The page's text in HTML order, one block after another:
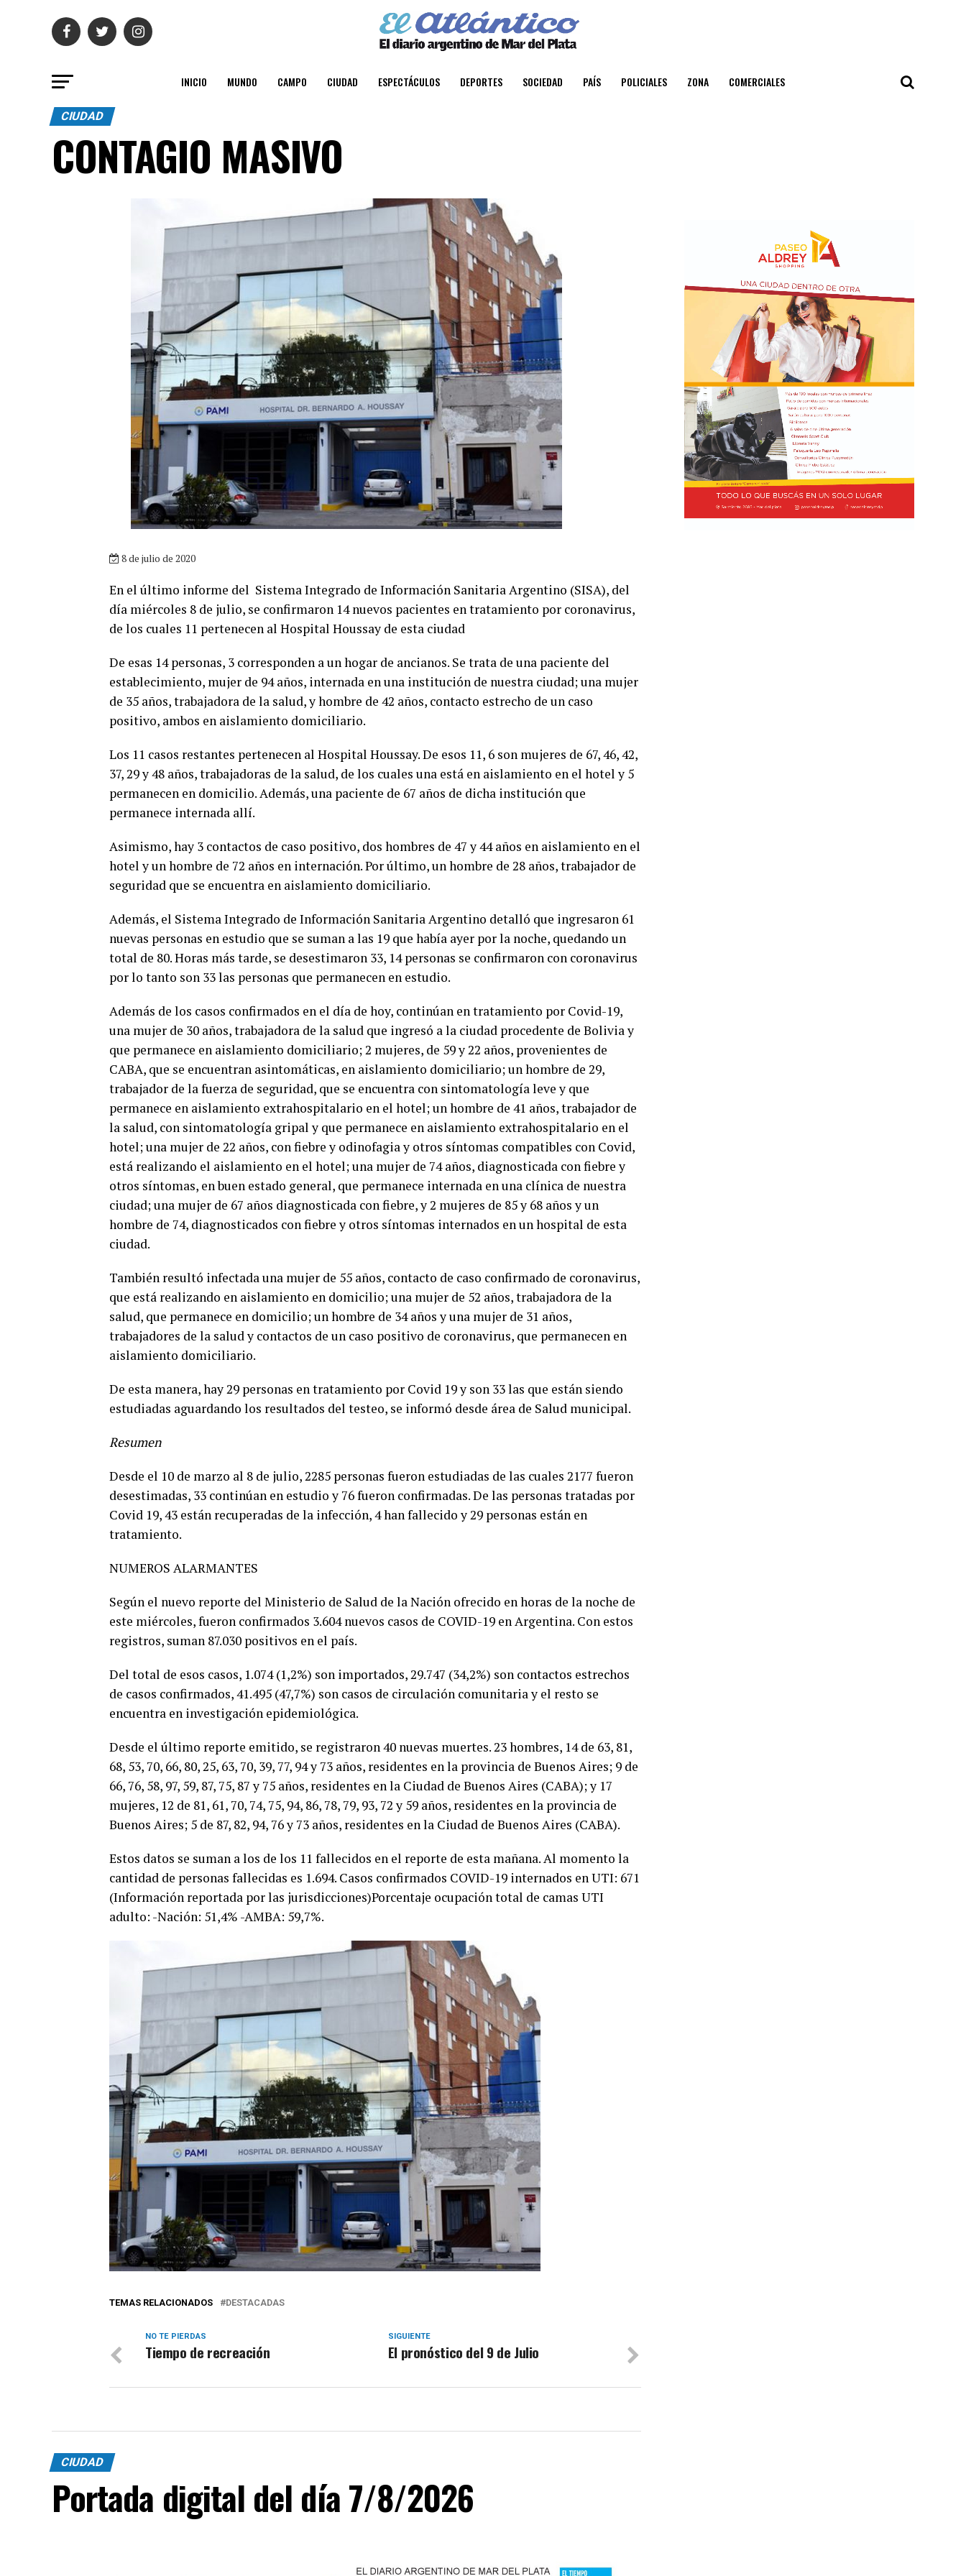
INICIO MUNDO CAMPO CIUDAD ESPECTÁCULOS DEPORTES SOCIEDAD PAÍS POLICIALES ZONA COMERCIALES
CIUDAD
CONTAGIO MASIVO
8 de julio de 2020
En el último informe del Sistema Integrado de Información Sanitaria Argentino (SISA), del
día miércoles 8 de julio, se confirmaron 14 nuevos pacientes en tratamiento por coronavirus,
de los cuales 11 pertenecen al Hospital Houssay de esta ciudad
De esas 14 personas, 3 corresponden a un hogar de ancianos. Se trata de una paciente del
establecimiento, mujer de 94 años, internada en una institución de nuestra ciudad; una mujer
de 35 años, trabajadora de la salud, y hombre de 42 años, contacto estrecho de un caso
positivo, ambos en aislamiento domiciliario.
Los 11 casos restantes pertenecen al Hospital Houssay. De esos 11, 6 son mujeres de 67, 46, 42,
37, 29 y 48 años, trabajadoras de la salud, de los cuales una está en aislamiento en el hotel y 5
permanecen en domicilio. Además, una paciente de 67 años de dicha institución que
permanece internada allí.
Asimismo, hay 3 contactos de caso positivo, dos hombres de 47 y 44 años en aislamiento en el
hotel y un hombre de 72 años en internación. Por último, un hombre de 28 años, trabajador de
seguridad que se encuentra en aislamiento domiciliario.
Además, el Sistema Integrado de Información Sanitaria Argentino detalló que ingresaron 61
nuevas personas en estudio que se suman a las 19 que había ayer por la noche, quedando un
total de 80. Horas más tarde, se desestimaron 33, 14 personas se confirmaron con coronavirus
por lo tanto son 33 las personas que permanecen en estudio.
Además de los casos confirmados en el día de hoy, continúan en tratamiento por Covid-19,
una mujer de 30 años, trabajadora de la salud que ingresó a la ciudad procedente de Bolivia y
que permanece en aislamiento domiciliario; 2 mujeres, de 59 y 22 años, provenientes de
CABA, que se encuentran asintomáticas, en aislamiento domiciliario; un hombre de 29,
trabajador de la fuerza de seguridad, que se encuentra con sintomatología leve y que
permanece en aislamiento extrahospitalario en el hotel; un hombre de 41 años, trabajador de
la salud, con sintomatología gripal y que permanece en aislamiento extrahospitalario en el
hotel; una mujer de 22 años, con fiebre y odinofagia y otros síntomas compatibles con Covid,
está realizando el aislamiento en el hotel; una mujer de 74 años, diagnosticada con fiebre y
otros síntomas, en buen estado general, que permanece internada en una clínica de nuestra
ciudad; una mujer de 67 años diagnosticada con fiebre, y 2 mujeres de 85 y 68 años y un
hombre de 74, diagnosticados con fiebre y otros síntomas internados en un hospital de esta
ciudad.
También resultó infectada una mujer de 55 años, contacto de caso confirmado de coronavirus,
que está realizando en aislamiento en domicilio; una mujer de 52 años, trabajadora de la
salud, que permanece en domicilio; un hombre de 34 años y una mujer de 31 años,
trabajadores de la salud y contactos de un caso positivo de coronavirus, que permanecen en
aislamiento domiciliario.
De esta manera, hay 29 personas en tratamiento por Covid 19 y son 33 las que están siendo
estudiadas aguardando los resultados del testeo, se informó desde área de Salud municipal.
Resumen
Desde el 10 de marzo al 8 de julio, 2285 personas fueron estudiadas de las cuales 2177 fueron
desestimadas, 33 continúan en estudio y 76 fueron confirmadas. De las personas tratadas por
Covid 19, 43 están recuperadas de la infección, 4 han fallecido y 29 personas están en
tratamiento.
NUMEROS ALARMANTES
Según el nuevo reporte del Ministerio de Salud de la Nación ofrecido en horas de la noche de
este miércoles, fueron confirmados 3.604 nuevos casos de COVID-19 en Argentina. Con estos
registros, suman 87.030 positivos en el país.
Del total de esos casos, 1.074 (1,2%) son importados, 29.747 (34,2%) son contactos estrechos
de casos confirmados, 41.495 (47,7%) son casos de circulación comunitaria y el resto se
encuentra en investigación epidemiológica.
Desde el último reporte emitido, se registraron 40 nuevas muertes. 23 hombres, 14 de 63, 81,
68, 53, 70, 66, 80, 25, 63, 70, 39, 77, 94 y 73 años, residentes en la provincia de Buenos Aires; 9 de
66, 76, 58, 97, 59, 87, 75, 87 y 75 años, residentes en la Ciudad de Buenos Aires (CABA); y 17
mujeres, 12 de 81, 61, 70, 74, 75, 94, 86, 78, 79, 93, 72 y 59 años, residentes en la provincia de
Buenos Aires; 5 de 87, 82, 94, 76 y 73 años, residentes en la Ciudad de Buenos Aires (CABA).
Estos datos se suman a los de los 11 fallecidos en el reporte de esta mañana. Al momento la
cantidad de personas fallecidas es 1.694. Casos confirmados COVID-19 internados en UTI: 671
(Información reportada por las jurisdicciones)Porcentaje ocupación total de camas UTI
adulto: -Nación: 51,4% -AMBA: 59,7%.
TEMAS RELACIONADOS DESTACADAS
SIGUIENTE
El pronóstico del 9 de Julio
NO TE PIERDAS
Tiempo de recreación
CIUDAD
Portada digital del día 7/8/2026